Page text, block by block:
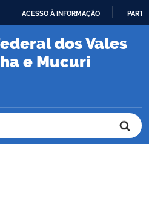
PARA
CONTEÚDO
ACESSO À INFORMAÇÃO
dos Vales
e Mucuri